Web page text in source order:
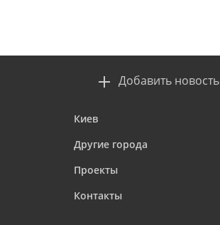
Добавить новость
Киев
Другие города
Проекты
Контакты